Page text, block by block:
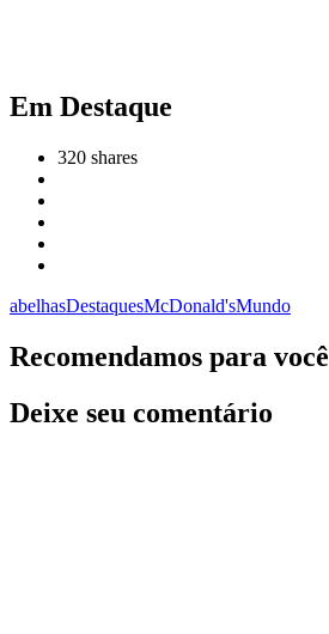
Em Destaque
320 shares
abelhasDestaquesMcDonald'sMundo
Recomendamos para você
Deixe seu comentário